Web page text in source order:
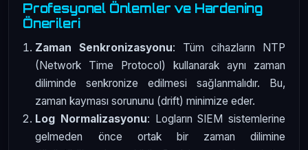
Profesyonel Önlemler ve Hardening
Önerileri
Zaman Senkronizasyonu: Tüm cihazların NTP
(Network Time Protocol) kullanarak aynı zaman
diliminde senkronize edilmesi sağlanmalıdır. Bu,
zaman kayması sorununu (drift) minimize eder.
Log Normalizasyonu: Logların SIEM sistemlerine
gelmeden önce ortak bir zaman dilimine